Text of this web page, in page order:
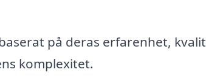
på deras erfarenhet,
komplexitet.